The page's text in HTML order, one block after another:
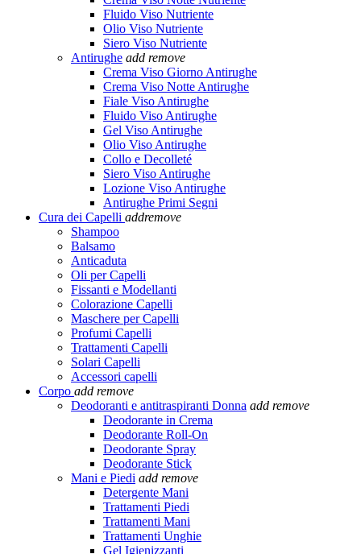
Fluido Viso Nutriente
Olio Viso Nutriente
Siero Viso Nutriente
Antirughe add remove
Crema Viso Giorno Antirughe
Crema Viso Notte Antirughe
Fiale Viso Antirughe
Fluido Viso Antirughe
Gel Viso Antirughe
Olio Viso Antirughe
Collo e Decolleté
Siero Viso Antirughe
Lozione Viso Antirughe
Antirughe Primi Segni
Cura dei Capelli addremove
Shampoo
Balsamo
Anticaduta
Oli per Capelli
Fissanti e Modellanti
Colorazione Capelli
Maschere per Capelli
Profumi Capelli
Trattamenti Capelli
Solari Capelli
Accessori capelli
Corpo add remove
Deodoranti e antitraspiranti Donna add remove
Deodorante in Crema
Deodorante Roll-On
Deodorante Spray
Deodorante Stick
Mani e Piedi add remove
Detergente Mani
Trattamenti Piedi
Trattamenti Mani
Trattamenti Unghie
Gel Igienizzanti